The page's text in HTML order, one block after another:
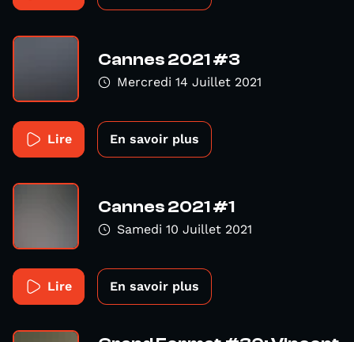
Cannes 2021 #3
Mercredi 14 Juillet 2021
Lire En savoir plus
Cannes 2021 #1
Samedi 10 Juillet 2021
Lire En savoir plus